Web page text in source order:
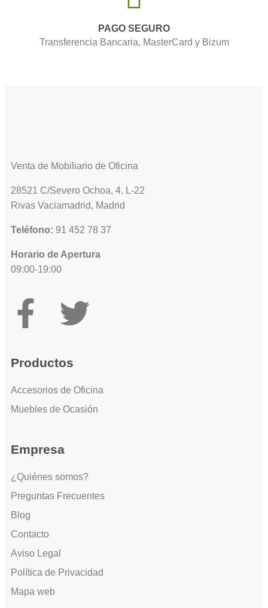
PAGO SEGURO
Transferencia Bancaria, MasterCard y Bizum
Venta de Mobiliario de Oficina
28521 C/Severo Ochoa, 4. L-22
Rivas Vaciamadrid, Madrid
Teléfono: 91 452 78 37
Horario de Apertura
09:00-19:00
Productos
Accesorios de Oficina
Muebles de Ocasión
Empresa
¿Quiénes somos?
Preguntas Frecuentes
Blog
Contacto
Aviso Legal
Política de Privacidad
Mapa web